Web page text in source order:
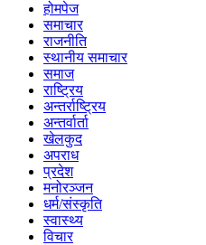
होमपेज
समाचार
राजनीति
स्थानीय समाचार
समाज
राष्ट्रिय
अन्तर्राष्ट्रिय
अन्तर्वार्ता
खेलकुद
अपराध
प्रदेश
मनोरञ्जन
धर्म/संस्कृति
स्वास्थ्य
विचार